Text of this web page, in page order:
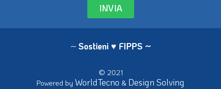
INVIA
~ Sostieni ♥ FIPPS ~
© 2021
Powered by WorldTecno & Design Solving